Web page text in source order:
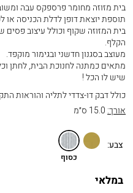
בית מזוזה מחומר פרספקס עבה
תוספת יוצאת דופן לדלת הכניסה או
בית המזוזה שקוף וכולל עיצוב
הקלף.
מעוצב בסגנון חדשני ובגימור מוקפד.
מתאים כמתנה לחנוכת הבית, לחתן
שיש לו הכל !
כולל דבק דו-צדדי לתליה והוראות
אורך: 15.0 ס״מ
צבע:
זהב כסוף
כסוף
במלאי